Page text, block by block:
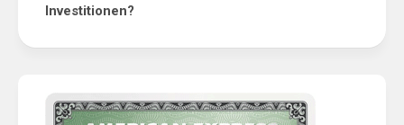
Investitionen?